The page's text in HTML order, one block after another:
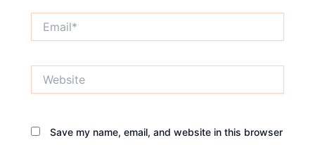
Save my name, email, and website in this browser